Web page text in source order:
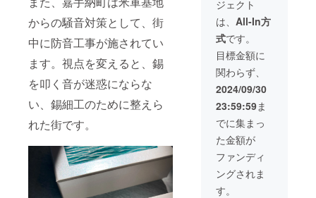
からの騒音対策として、街
中に防音工事が施されてい
ます。視点を変えると、錫
を叩く音が迷惑にならな
い、錫細工のために整えら
れた街です。
属アレ
ルギー
対応の
サージ
カルス
テンレ
スを使
用。
サージ
カルス
テンレ
スは、
医療器
具にも
使用さ
れる純
長さ約5
センチ
(ピアス
フック
含む) 幅
約1.2セ
ンチ 絵
画BOX
のサイ
ズ
90mm×
70mm×
深さ
28mm
リター
ン発送
コラボ
BOXで
の原画
提供な
ど、私
をあら
ゆる分
野でサ
ポート
してく
れてい
る、嘉
手納町
出身の
アー
ティス
ジェクト
は、 All-In方
式です。
目標金額に
関わらず、
2024/09/30
23:59:59ま
でに集まっ
た金額が
ファンディ
ングされま
す。